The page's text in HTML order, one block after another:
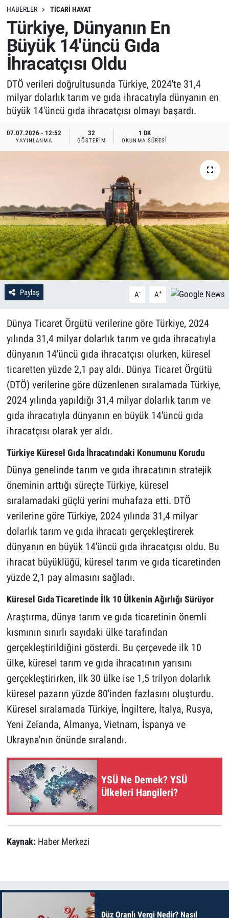
HABERLER TICARI HAYAT
Türkiye, Dünyanın En
Büyük 14'üncü Gıda
İhracatçısı Oldu
DTÖ verileri doğrultusunda Türkiye, 2024'te 31,4
milyar dolarlık tarım ve gıda ihracatıyla dünyanın en
büyük 14'üncü gıda ihracatçısı olmayı başardı.
07.07.2026 - 12:52
YAYINLANMA
32
GÖSTERIM
1 DK
OKUNMA SÜRESI
Paylaş A- A+
Dünya Ticaret Örgütü verilerine göre Türkiye, 2024
yılında 31,4 milyar dolarlık tarım ve gıda ihracatıyla
dünyanın 14'üncü gıda ihracatçısı olurken, küresel
ticaretten yüzde 2,1 pay aldı. Dünya Ticaret Örgütü
(DTÖ) verilerine göre düzenlenen sıralamada Türkiye,
2024 yılında yapıldığı 31,4 milyar dolarlık tarım ve
gıda ihracatıyla dünyanın en büyük 14'üncü gıda
ihracatçısı olarak yer aldı.
Türkiye Küresel Gıda İhracatındaki Konumunu Korudu
Dünya genelinde tarım ve gıda ihracatının stratejik
öneminin arttığı süreçte Türkiye, küresel
sıralamadaki güçlü yerini muhafaza etti. DTÖ
verilerine göre Türkiye, 2024 yılında 31,4 milyar
dolarlık tarım ve gıda ihracatı gerçekleştirerek
dünyanın en büyük 14'üncü gıda ihracatçısı oldu. Bu
ihracat büyüklüğü, küresel tarım ve gıda ticaretinden
yüzde 2,1 pay almasını sağladı.
Küresel Gıda Ticaretinde İlk 10 Ülkenin Ağırlığı Sürüyor
Araştırma, dünya tarım ve gıda ticaretinin önemli
kısmının sınırlı sayıdaki ülke tarafından
gerçekleştirildiğini gösterdi. Bu çerçevede ilk 10
ülke, küresel tarım ve gıda ihracatının yarısını
gerçekleştirirken, ilk 30 ülke ise 1,5 trilyon dolarlık
küresel pazarın yüzde 80'inden fazlasını oluşturdu.
Küresel sıralamada Türkiye, İngiltere, İtalya, Rusya,
Yeni Zelanda, Almanya, Vietnam, İspanya ve
Ukrayna'nın önünde sıralandı.
YSÜ Ne Demek? YSÜ
Ülkeleri Hangileri?
Kaynak: Haber Merkezi
Düz Oranlı Vergi Nedir? Nasıl